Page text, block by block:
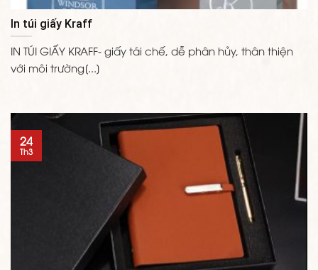
In túi giấy Kraff
IN TÚI GIẤY KRAFF- giấy tái chế, dễ phân hủy, thân thiện
với môi trường[...]
24
Th3